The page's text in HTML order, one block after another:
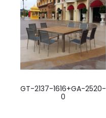
GT-2137-1616+GA-2520-
0